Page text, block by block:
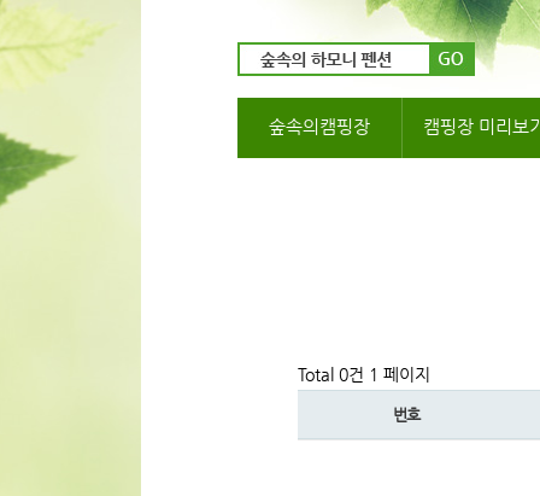
숲속의캠핑장 캠핑장 미리보
Total 0건 1 페이지
번호